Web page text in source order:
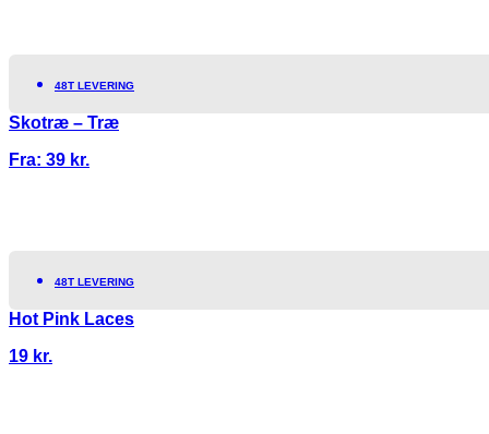
48T LEVERING
Skotræ – Træ
Fra: 39 kr.
48T LEVERING
Hot Pink Laces
19 kr.